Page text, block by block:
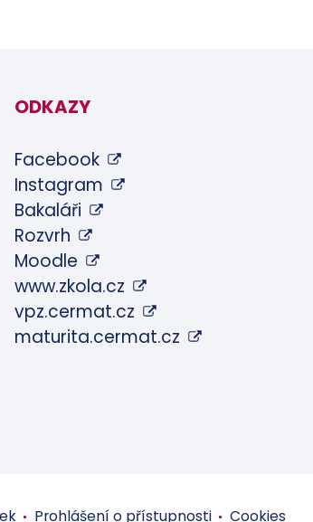
ODKAZY
Facebook
Instagram
Bakaláři
Rozvrh
Moodle
www.zkola.cz
vpz.cermat.cz
maturita.cermat.cz
Prohlášení o přístupnosti Cookies